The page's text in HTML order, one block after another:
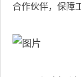
合作伙伴，保障